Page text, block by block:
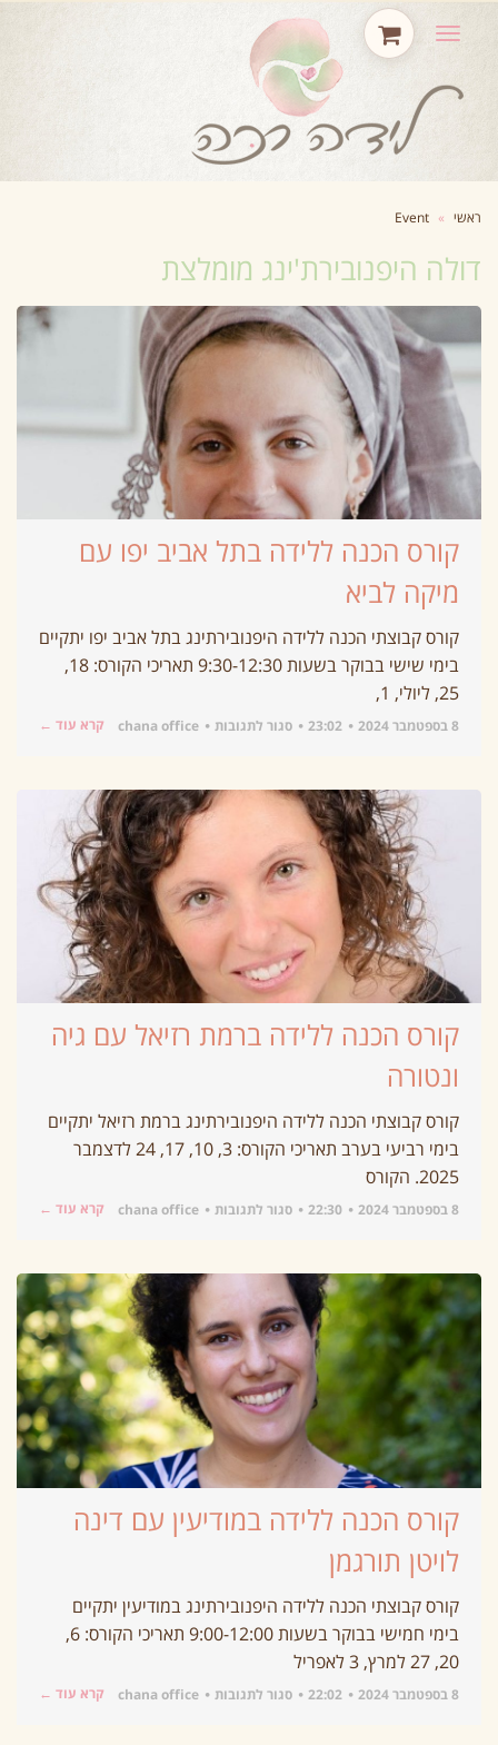
תפריט
ראשי »
Event
דולה היפנובירת'ינג מומלצת
קורס הכנה ללידה בתל אביב יפו עם
מיקה לביא
קורס קבוצתי הכנה ללידה היפנובירתינג בתל אביב יפו יתקיים
בימי שישי בבוקר בשעות 9:30-12:30 תאריכי הקורס: 18,
25, ליולי, 1,
8 בספטמבר 2024 23:02 סגור לתגובות chana office קרא עוד ←
קורס הכנה ללידה ברמת רזיאל עם גיה
ונטורה
קורס קבוצתי הכנה ללידה היפנובירתינג ברמת רזיאל יתקיים
בימי רביעי בערב תאריכי הקורס: 3, 10, 17, 24 לדצמבר
2025. הקורס
8 בספטמבר 2024 22:30 סגור לתגובות chana office קרא עוד ←
קורס הכנה ללידה במודיעין עם דינה
לויטן תורגמן
קורס קבוצתי הכנה ללידה היפנובירתינג במודיעין יתקיים
בימי חמישי בבוקר בשעות 9:00-12:00 תאריכי הקורס: 6,
20, 27 למרץ, 3 לאפריל
8 בספטמבר 2024 22:02 סגור לתגובות chana office קרא עוד ←